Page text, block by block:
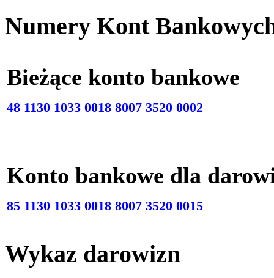
Numery Kont
Bieżące konto
48 1130 1033 0018 8007 3520 0002
Konto bankowe dla
85 1130 1033 0018 8007 3520 0015
Wykaz darowizn